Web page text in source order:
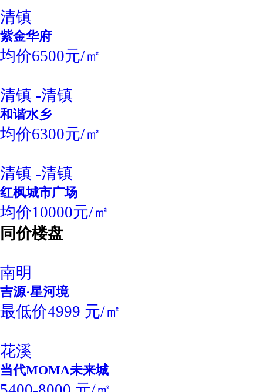
清镇
紫金华府
均价6500元/㎡
清镇 -清镇
和谐水乡
均价6300元/㎡
清镇 -清镇
红枫城市广场
均价10000元/㎡
同价楼盘
南明
吉源·星河境
最低价4999 元/㎡
花溪
当代MOMΛ未来城